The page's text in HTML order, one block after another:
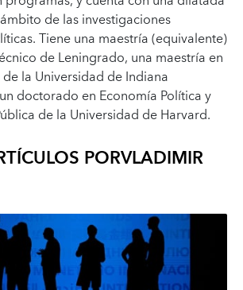
de las investigaciones
Tiene una maestría (equivalente)
de Leningrado, una maestría en
la Universidad de Indiana
doctorado en Economía Política y
de la Universidad de Harvard.
PORVLADIMIR